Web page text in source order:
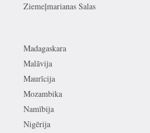
Ziemeļmarianas Salas
Madagaskara
Malāvija
Maurīcija
Mozambika
Namībija
Nigērija